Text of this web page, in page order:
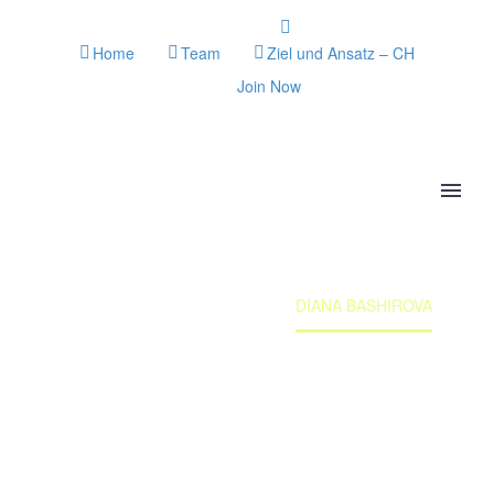
Home Team
Ziel und Ansatz – CH
Join Now
DIANA BASHIROVA